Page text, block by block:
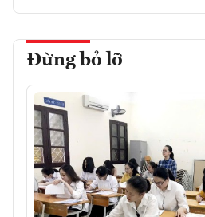
Đừng bỏ lỡ